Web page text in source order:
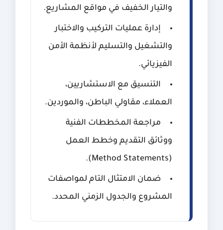
والتيار الخفيف في مواقع المشاريع.
إدارة عمليات التركيب والاختبار
والتشغيل والتسليم لأنظمة الأمن
الفيزيائي.
التنسيق مع الاستشاريين،
العملاء، مقاولي الباطن، والموردين.
مراجعة المخططات الفنية
ووثائق التقديم وخطط العمل
(Method Statements).
ضمان الامتثال التام لمواصفات
المشروع والجدول الزمني المحدد.